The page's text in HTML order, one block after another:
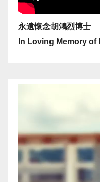
永遠懷念胡鴻烈博士
In Loving Memory